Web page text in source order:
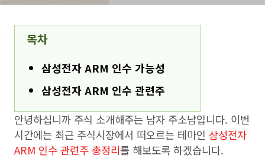
목차
삼성전자 ARM 인수 가능성
삼성전자 ARM 인수 관련주
안녕하십니까 주식 소개해주는 남자 주소남입니다. 이번
시간에는 최근 주식시장에서 떠오르는 테마인 삼성전자
ARM 인수 관련주 총정리를 해보도록 하겠습니다.